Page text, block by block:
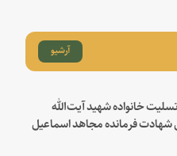
آرشیو
تسلیت خانواده شهید آیت‌الله
فرمانده مجاهد اسماعیل